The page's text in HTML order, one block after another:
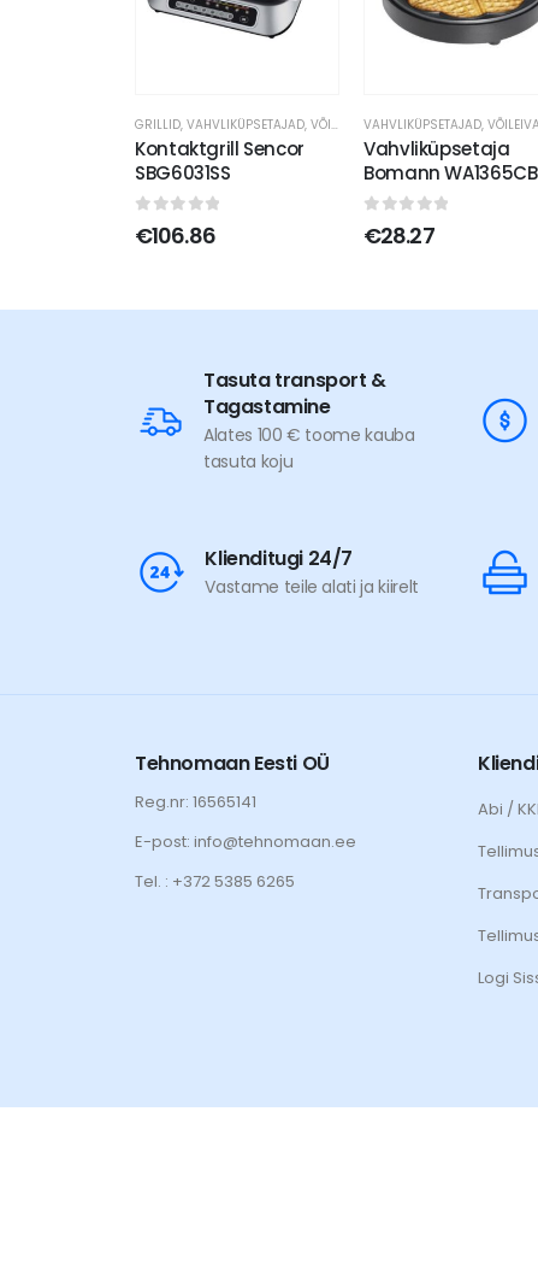
GRILLID, VAHVLIKÜPSETAJAD, VÕILEIVAGRILLID
Kontaktgrill Sencor
SBG6031SS
out of 5
€106.86
Vahvliküpsetaja
Bomann WA1365CB
out of 5
€28.27
Tasuta transport &
Tagastamine
Alates 100 € toome kauba
tasuta koju
Klienditugi 24/7
Vastame teile alati ja kiirelt
Tehnomaan Eesti OÜ
Reg.nr: 16565141
E-post: info@tehnomaan.ee
Tel. : +372 5385 6265
Abi /
Logi